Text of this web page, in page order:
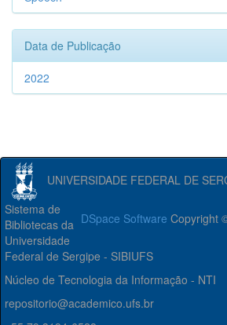
Data de Publicação
2022
UNIVERSIDADE FEDERAL DE
DSpace Software Copyright
Sistema de
Bibliotecas da
Universidade
Federal de Sergipe - SIBIUFS
Núcleo de Tecnologia da Informação - NTI
repositorio@academico.ufs.br